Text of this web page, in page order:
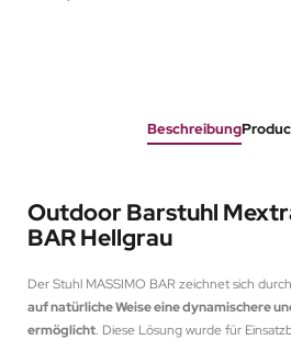
Beschreibung
Outdoor Barstuhl
BAR Hellgrau
Der Stuhl MASSIMO BAR zeichnet sich durch
auf natürliche Weise eine dynamischere
ermöglicht. Diese Lösung wurde für